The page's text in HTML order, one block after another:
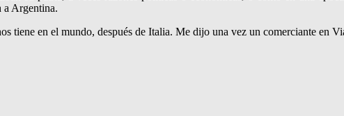
a Argentina.
tiene en el mundo, después de Italia. Me dijo una vez un comerciante en